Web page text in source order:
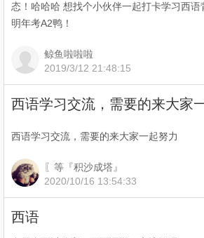
态！哈哈哈 想找个小伙伴一起打卡学习西语
明年考A2鸭！
鲸鱼啦啦啦
2019/3/12 21:48:15
西语学习交流，需要的来大家一起努力
〖等『积沙成塔』
2020/10/16 13:54:33
西语